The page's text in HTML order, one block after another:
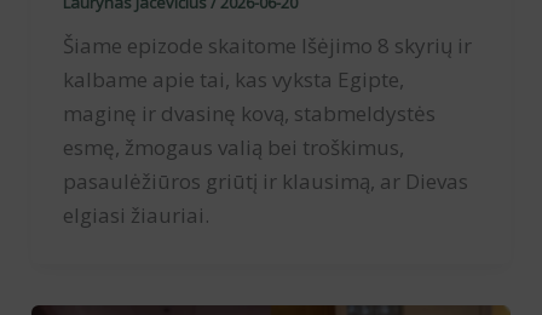
Šiame epizode skaitome Išėjimo 8 skyrių ir
kalbame apie tai, kas vyksta Egipte,
maginę ir dvasinę kovą, stabmeldystės
esmę, žmogaus valią bei troškimus,
pasaulėžiūros griūtį ir klausimą, ar Dievas
elgiasi žiauriai.